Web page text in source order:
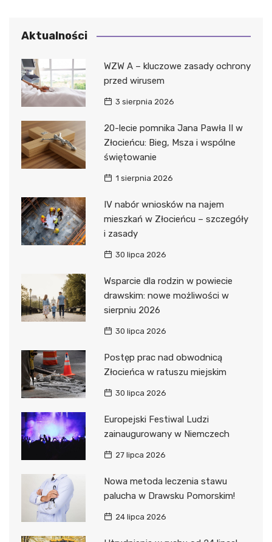
Aktualności
WZW A – kluczowe zasady ochrony
przed wirusem
3 sierpnia 2026
20-lecie pomnika Jana Pawła II w
Złocieńcu: Bieg, Msza i wspólne
świętowanie
1 sierpnia 2026
IV nabór wniosków na najem
mieszkań w Złocieńcu – szczegóły
i zasady
30 lipca 2026
Wsparcie dla rodzin w powiecie
drawskim: nowe możliwości w
sierpniu 2026
30 lipca 2026
Postęp prac nad obwodnicą
Złocieńca w ratuszu miejskim
30 lipca 2026
Europejski Festiwal Ludzi
zainaugurowany w Niemczech
27 lipca 2026
Nowa metoda leczenia stawu
palucha w Drawsku Pomorskim!
24 lipca 2026